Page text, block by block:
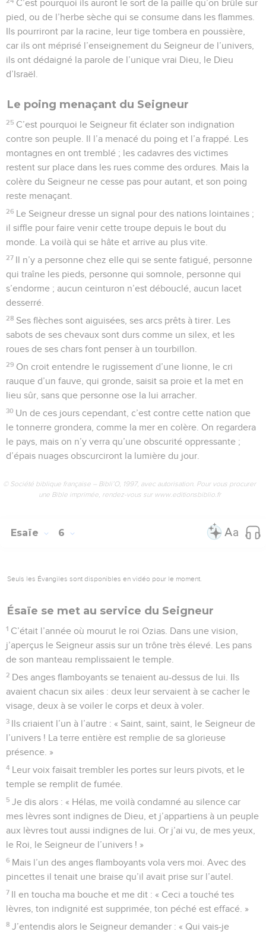
C’est pourquoi ils auront le sort de la paille qu’on brûle sur
pied, ou de l’herbe sèche qui se consume dans les flammes.
Ils pourriront par la racine, leur tige tombera en poussière,
car ils ont méprisé l’enseignement du Seigneur de l’univers,
ils ont dédaigné la parole de l’unique vrai Dieu, le Dieu
d’Israël.
Le poing menaçant du Seigneur
25 C’est pourquoi le Seigneur fit éclater son indignation
contre son peuple. Il l’a menacé du poing et l’a frappé. Les
montagnes en ont tremblé ; les cadavres des victimes
restent sur place dans les rues comme des ordures. Mais la
colère du Seigneur ne cesse pas pour autant, et son poing
reste menaçant.
26 Le Seigneur dresse un signal pour des nations lointaines ;
il siffle pour faire venir cette troupe depuis le bout du
monde. La voilà qui se hâte et arrive au plus vite.
27 Il n’y a personne chez elle qui se sente fatigué, personne
qui traîne les pieds, personne qui somnole, personne qui
s’endorme ; aucun ceinturon n’est débouclé, aucun lacet
desserré.
28 Ses flèches sont aiguisées, ses arcs prêts à tirer. Les
sabots de ses chevaux sont durs comme un silex, et les
roues de ses chars font penser à un tourbillon.
29 On croit entendre le rugissement d’une lionne, le cri
rauque d’un fauve, qui gronde, saisit sa proie et la met en
lieu sûr, sans que personne ose la lui arracher.
30 Un de ces jours cependant, c’est contre cette nation que
le tonnerre grondera, comme la mer en colère. On regardera
le pays, mais on n’y verra qu’une obscurité oppressante ;
d’épais nuages obscurciront la lumière du jour.
© Société biblique française – Bibli’O, 1997, avec autorisation. Pour vous procurer
une Bible imprimée, rendez-vous sur www.editionsbiblio.fr
Esaïe 6
Seuls les Évangiles sont disponibles en vidéo pour le moment.
Ésaïe se met au service du Seigneur
1 C’était l’année où mourut le roi Ozias. Dans une vision,
j’aperçus le Seigneur assis sur un trône très élevé. Les pans
de son manteau remplissaient le temple.
2 Des anges flamboyants se tenaient au-dessus de lui. Ils
avaient chacun six ailes : deux leur servaient à se cacher le
visage, deux à se voiler le corps et deux à voler.
3 Ils criaient l’un à l’autre : « Saint, saint, saint, le Seigneur de
l’univers ! La terre entière est remplie de sa glorieuse
présence. »
4 Leur voix faisait trembler les portes sur leurs pivots, et le
temple se remplit de fumée.
5 Je dis alors : « Hélas, me voilà condamné au silence car
mes lèvres sont indignes de Dieu, et j’appartiens à un peuple
aux lèvres tout aussi indignes de lui. Or j’ai vu, de mes yeux,
le Roi, le Seigneur de l’univers ! »
6 Mais l’un des anges flamboyants vola vers moi. Avec des
pincettes il tenait une braise qu’il avait prise sur l’autel.
7 Il en toucha ma bouche et me dit : « Ceci a touché tes
lèvres, ton indignité est supprimée, ton péché est effacé. »
8 J’entendis alors le Seigneur demander : « Qui vais-je